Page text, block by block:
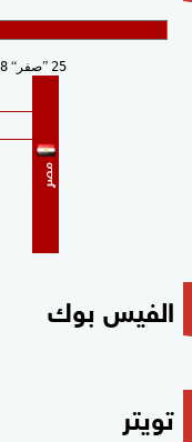
25 صفر
مصر
الفيس بوك
تويتر